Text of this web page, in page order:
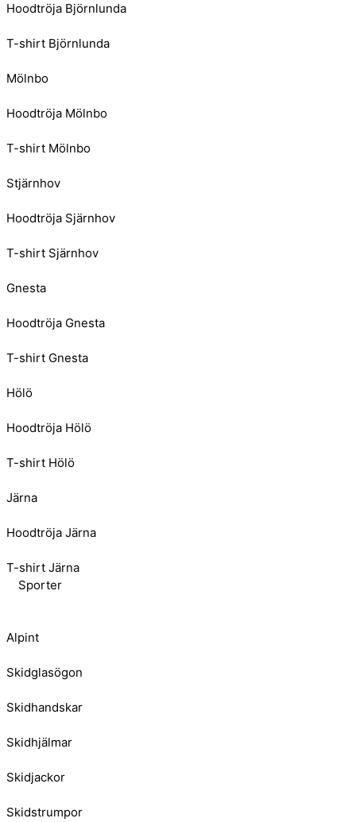
Hoodtröja Björnlunda
T-shirt Björnlunda
Mölnbo
Hoodtröja Mölnbo
T-shirt Mölnbo
Stjärnhov
Hoodtröja Sjärnhov
T-shirt Sjärnhov
Gnesta
Hoodtröja Gnesta
T-shirt Gnesta
Hölö
Hoodtröja Hölö
T-shirt Hölö
Järna
Hoodtröja Järna
T-shirt Järna
Sporter
Alpint
Skidglasögon
Skidhandskar
Skidhjälmar
Skidjackor
Skidstrumpor